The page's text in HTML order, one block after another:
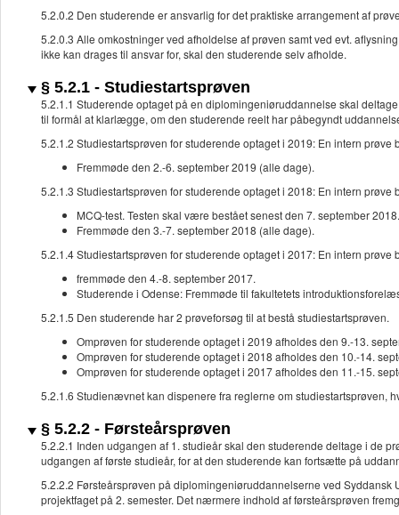
5.2.0.2 Den studerende er ansvarlig for det praktiske arrangement af
5.2.0.3 Alle omkostninger ved afholdelse af prøven samt ved evt.
ikke kan drages til ansvar for, skal den studerende selv afholde.
§ 5.2.1 - Studiestartsprøven
5.2.1.1 Studerende optaget på en diplomingeniøruddannelse skal
til formål at klarlægge, om den studerende reelt har påbegyndt
5.2.1.2 Studiestartsprøven for studerende optaget i 2019: En intern prøve
Fremmøde den 2.-6. september 2019 (alle dage).
5.2.1.3 Studiestartsprøven for studerende optaget i 2018: En intern prøve
MCQ-test. Testen skal være bestået senest den 7. september 2018.
Fremmøde den 3.-7. september 2018 (alle dage).
5.2.1.4 Studiestartsprøven for studerende optaget i 2017: En intern prøve
fremmøde den 4.-8. september 2017.
Studerende i Odense: Fremmøde til fakultetets
5.2.1.5 Den studerende har 2 prøveforsøg til at bestå studiestartsprøven.
Omprøven for studerende optaget i 2019 afholdes den 9.-13.
Omprøven for studerende optaget i 2018 afholdes den 10.-14.
Omprøven for studerende optaget i 2017 afholdes den 11.-15.
5.2.1.6 Studienævnet kan dispenere fra reglerne om studiestartsprøven,
§ 5.2.2 - Førsteårsprøven
5.2.2.1 Inden udgangen af 1. studieår skal den studerende deltage i de
udgangen af første studieår, for at den studerende kan fortsætte på
5.2.2.2 Førsteårsprøven på diplomingeniøruddannelserne ved
projektfaget på 2. semester. Det nærmere indhold af førsteårsprøven